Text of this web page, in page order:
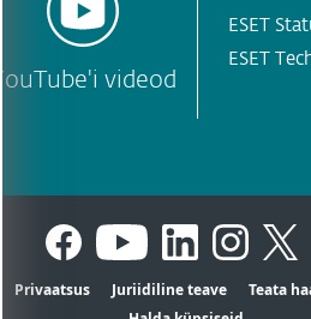
YouTube'i videod
ESET
ESET
Privaatsus Juriidiline teave Teata